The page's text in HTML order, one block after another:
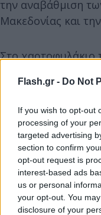
Flash.gr - Do Not
If you wish to opt-out
processing of your
targeted advertising
section to confirm
opt-out request is
interest-based ads
us or personal
your opt-out. You
disclosure of your
την αναβάθμιση
Μακεδονίας και
Στο χαρτοφυλάκιο
μεταξύ άλλων, η
τηλεθέρμανσης
του Αμυνταίου, η
και διανομής
δημιουργία 5.400
προγραμμάτων
δημοτικά έργα σε
διαχείριση
αγροτική οδοποιία.